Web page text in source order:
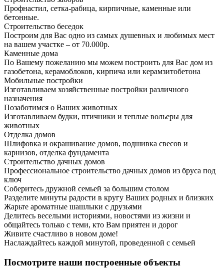
Профнастил, сетка-рабица, кирпичные, каменные или
бетонные.
Строительство беседок
Построим для Вас одно из самых душевных и любимых мест
на вашем участке – от 70.000р.
Каменные дома
По Вашему пожеланию мы можем построить для Вас дом из
газобетона, керамоблоков, кирпича или керамзитобетона
Мобильные постройки
Изготавливаем хозяйственные постройки различного
назначения
Позаботимся о Ваших животных
Изготавливаем будки, птичники и теплые вольеры для
животных
Отделка домов
Шлифовка и окрашивание домов, подшивка свесов и
карнизов, отделка фундамента
Строительство дачных домов
Профессиональное строительство дачных домов из бруса под
ключ
Соберитесь дружной семьей за большим столом
Разделите минуты радости в кругу Ваших родных и близких
Жарьте ароматные шашлыки с друзьями
Делитесь веселыми историями, новостями из жизни и
общайтесь только с теми, кто Вам приятен и дорог
Живите счастливо в новом доме!
Наслаждайтесь каждой минутой, проведенной с семьей
Посмотрите наши построенные объекты